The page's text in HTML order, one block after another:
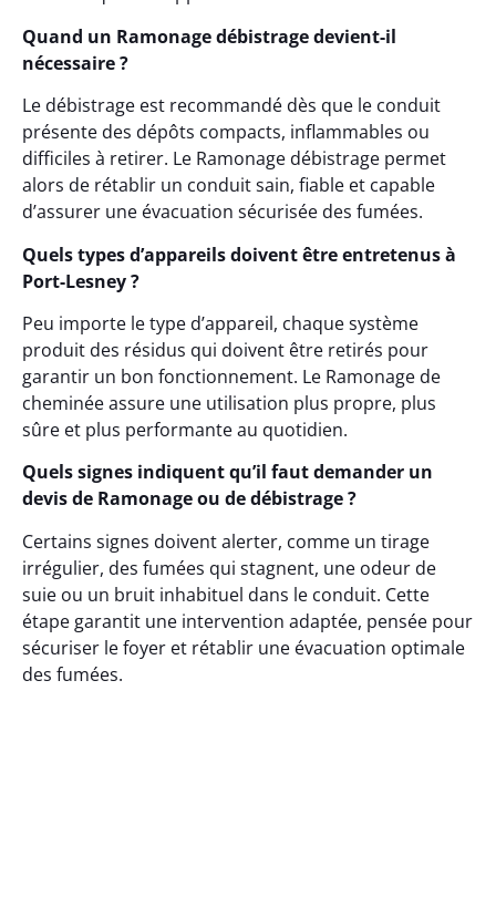
Quand un Ramonage débistrage devient-il
nécessaire ?
Le débistrage est recommandé dès que le conduit
présente des dépôts compacts, inflammables ou
difficiles à retirer. Le Ramonage débistrage permet
alors de rétablir un conduit sain, fiable et capable
d’assurer une évacuation sécurisée des fumées.
Quels types d’appareils doivent être entretenus à
Port-Lesney ?
Peu importe le type d’appareil, chaque système
produit des résidus qui doivent être retirés pour
garantir un bon fonctionnement. Le Ramonage de
cheminée assure une utilisation plus propre, plus
sûre et plus performante au quotidien.
Quels signes indiquent qu’il faut demander un
devis de Ramonage ou de débistrage ?
Certains signes doivent alerter, comme un tirage
irrégulier, des fumées qui stagnent, une odeur de
suie ou un bruit inhabituel dans le conduit. Cette
étape garantit une intervention adaptée, pensée pour
sécuriser le foyer et rétablir une évacuation optimale
des fumées.